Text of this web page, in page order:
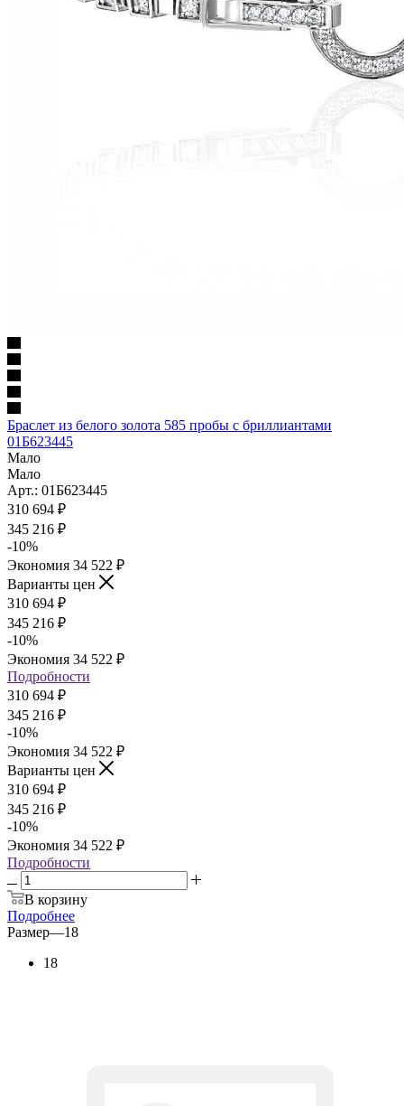
Браслет из белого золота 585 пробы с бриллиантами
01Б623445
Мало
Мало
Арт.: 01Б623445
310 694 ₽
345 216 ₽
-10%
Экономия 34 522 ₽
Варианты цен
310 694 ₽
345 216 ₽
-10%
Экономия 34 522 ₽
Подробности
310 694 ₽
345 216 ₽
-10%
Экономия 34 522 ₽
Варианты цен
310 694 ₽
345 216 ₽
-10%
Экономия 34 522 ₽
Подробности
В корзину
Подробнее
Размер—18
18